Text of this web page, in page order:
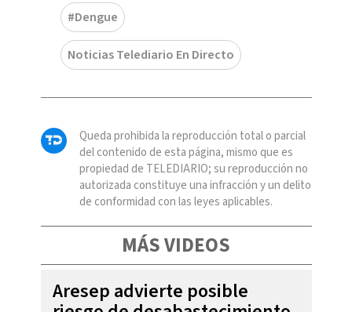
#Dengue
Noticias Telediario En Directo
Queda prohibida la reproducción total o parcial
del contenido de esta página, mismo que es
propiedad de TELEDIARIO; su reproducción no
autorizada constituye una infracción y un delito
de conformidad con las leyes aplicables.
MÁS VIDEOS
Aresep advierte posible